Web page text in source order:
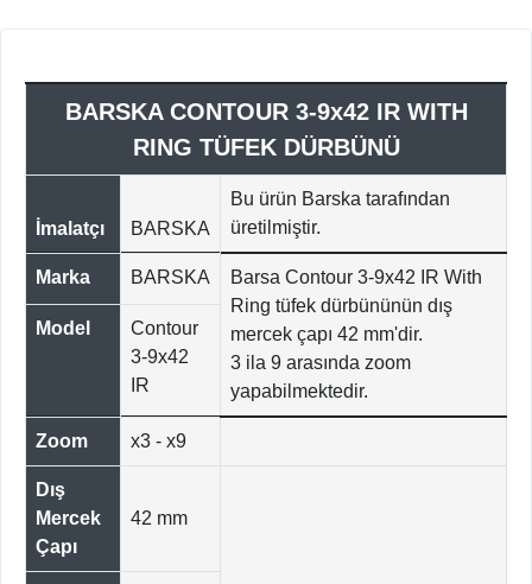
BARSKA CONTOUR 3-9x42 IR WITH
RING TÜFEK DÜRBÜNÜ
İmalatçı BARSKA
Bu ürün Barska tarafından
üretilmiştir.
Marka BARSKA
Barsa Contour 3-9x42 IR With
Ring tüfek dürbününün dış
mercek çapı 42 mm'dir.
3 ila 9 arasında zoom
yapabilmektedir.
Model
Contour
3-9x42
IR
Zoom x3 - x9
Dış
Mercek
Çapı
42 mm